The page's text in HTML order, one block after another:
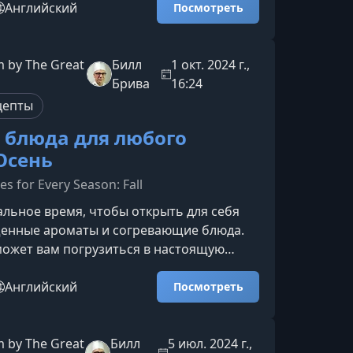
кулинарам, так и тем, кто
свои навыки и научиться готовить
ждёт на курсеЭтот курс создан
института Америки и
за шагом ов
Английский Посмотреть
by The Great
Билл
Брива
1 окт. 2024 г.,
16:24
блюда для любого
for Every Season: Fall
время, чтобы открыть для себя
ароматы и согревающие блюда.
вам погрузиться в настоящую
используя простые техники и
Кулинарного института
ждет в курсеВы познакомитесь с
дома и которые подчеркнут
Английский Посмотреть
by The Great
Билл
5 июл. 2024 г.,